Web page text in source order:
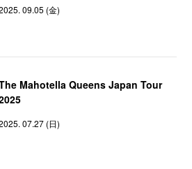
09.05 (金)
Mahotella Queens Japan Tour
07.27 (日)